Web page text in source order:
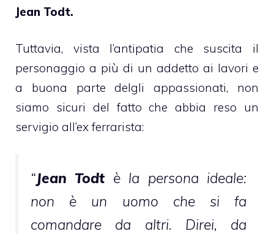
Jean Todt.
Tuttavia, vista l’antipatia che suscita il
personaggio a più di un addetto ai lavori e
a buona parte delgli appassionati, non
siamo sicuri del fatto che abbia reso un
servigio all’ex ferrarista:
“Jean Todt è la persona ideale:
non è un uomo che si fa
comandare da altri. Direi, da